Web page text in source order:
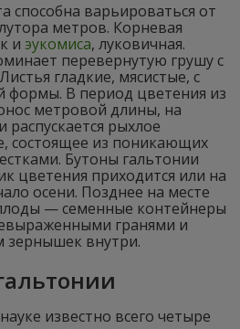
способна варьироваться от
метров. Корневая
и эукомиса, луковичная.
перевернутую грушу с
гладкие, мясистые, с
формы. В период цветения из
метровой длины, на
рыхлое
состоящее из поникающих
Бутоны гальтонии
цветения приходится или на
осени. Позднее на месте
— семенные контейнеры
гранями и
зернышек внутри.
известно всего четыре